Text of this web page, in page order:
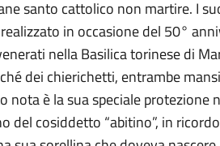
santo cattolico non martire. I
in occasione del 50°
nella Basilica torinese di
dei chierichetti, entrambe
è la sua speciale protezione
del cosiddetto “abitino”, in